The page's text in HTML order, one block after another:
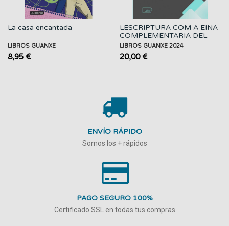
La casa encantada
LIBROS GUANXE
8,95 €
LESCRIPTURA COM A EINA
COMPLEMENTARIA DEL
COACHING
LIBROS GUANXE 2024
20,00 €
ENVÍO RÁPIDO
Somos los + rápidos
PAGO SEGURO 100%
Certificado SSL en todas tus compras